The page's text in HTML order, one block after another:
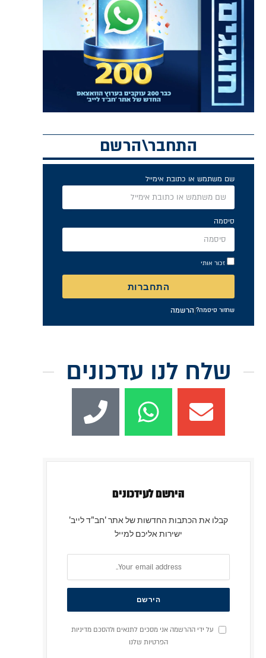
התחבר\הרשם
שם משתמש או כתובת אימייל
סיסמה
זכור אותי
התחברות
שחזור סיסמה?|הרשמה
שלח לנו עדכונים
הירשם לעידכונים
קבלו את הכתבות החדשות של אתר 'חב"ד לייב'
ישירות אליכם למייל
על ידי ההרשמה אני מסכים לתנאים ולהסכם מדיניות
הפרטיות שלנו